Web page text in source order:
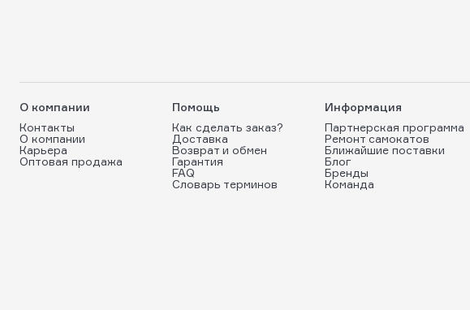
О компании
Контакты
О компании
Карьера
Оптовая продажа
Помощь
Как сделать заказ?
Доставка
Возврат и обмен
Гарантия
FAQ
Словарь терминов
Информация
Партнерская программа
Ремонт самокатов
Ближайшие поставки
Блог
Бренды
Команда